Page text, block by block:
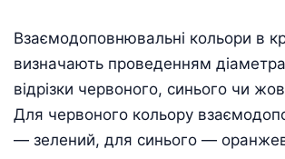
Взаємодоповнювальні кольори в
визначають проведенням
відрізки червоного, синього чи
Для червоного кольору
— зелений, для синього —